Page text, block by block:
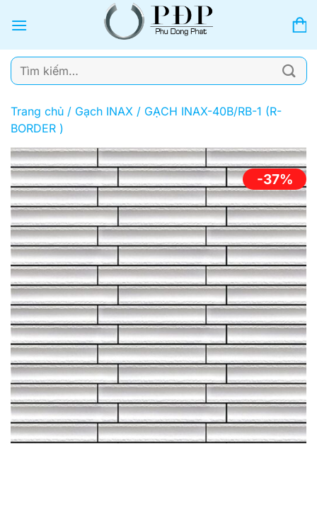
qua
dung
Tìm
kiếm:
Trang chủ / Gạch INAX / GẠCH INAX-40B/RB-1 (R-
BORDER )
-37%